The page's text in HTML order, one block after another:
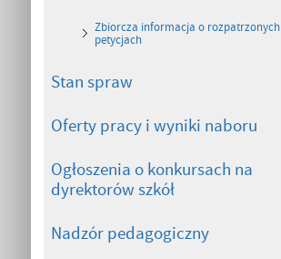
Zbiorcza informacja o rozpatrzonych
petycjach
Stan spraw
Oferty pracy i wyniki naboru
Ogłoszenia o konkursach na
dyrektorów szkół
Nadzór pedagogiczny